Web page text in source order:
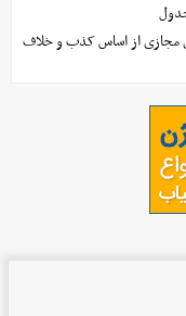
مجازی از اساس کذب و خلاف